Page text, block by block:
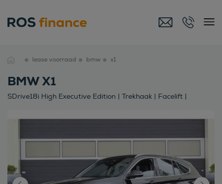
lease voorraad bmw x1
BMW X1
SDrive18i High Executive Edition | Trekhaak | Facelift |